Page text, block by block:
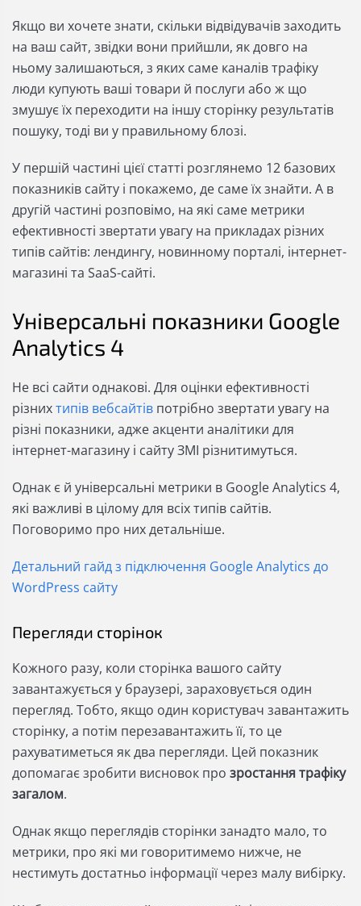
Якщо ви хочете знати, скільки відвідувачів заходить
на ваш сайт, звідки вони прийшли, як довго на
ньому залишаються, з яких саме каналів трафіку
люди купують ваші товари й послуги або ж що
змушує їх переходити на іншу сторінку результатів
пошуку, тоді ви у правильному блозі.
У першій частині цієї статті розглянемо 12 базових
показників сайту і покажемо, де саме їх знайти. А в
другій частині розповімо, на які саме метрики
ефективності звертати увагу на прикладах різних
типів сайтів: лендингу, новинному порталі, інтернет-
магазині та SaaS-сайті.
Універсальні показники Google
Analytics 4
Не всі сайти однакові. Для оцінки ефективності
різнихтипів вебсайтів потрібно звертати увагу на
різні показники, адже акценти аналітики для
інтернет-магазину і сайту ЗМІ різнитимуться.
Однак є й універсальні метрики в Google Analytics 4,
які важливі в цілому для всіх типів сайтів.
Поговоримо про них детальніше.
Детальний гайд з підключення Google Analytics до
WordPress сайту
Перегляди сторінок
Кожного разу, коли сторінка вашого сайту
завантажується у браузері, зараховується один
перегляд. Тобто, якщо один користувач завантажить
сторінку, а потім перезавантажить її, то це
рахуватиметься як два перегляди. Цей показник
допомагає зробити висновок про зростання трафіку
загалом.
Однак якщо переглядів сторінки занадто мало, то
метрики, про які ми говоритимемо нижче, не
нестимуть достатньо інформації через малу вибірку.